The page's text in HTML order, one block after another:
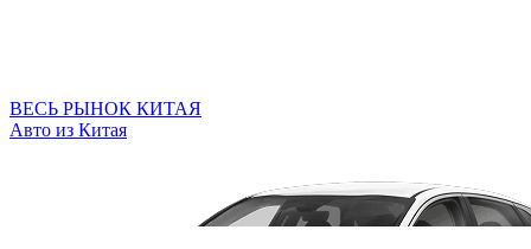
ВЕСЬ РЫНОК КИТАЯ
Авто из Китая